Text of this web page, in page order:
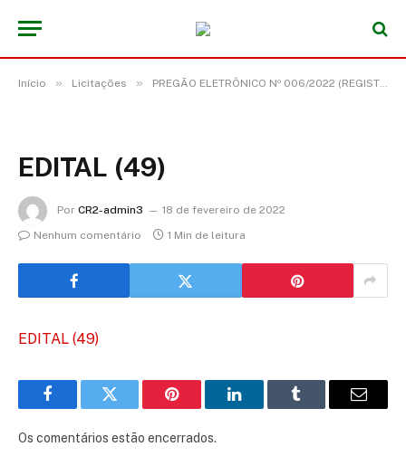
Início » Licitações » PREGÃO ELETRÔNICO Nº 006/2022 (REGISTRO DE PREÇO PARA FUTURA E EVENTUAL CONTRATAÇÃO DE EMPRESA PARA PRESTAÇÃO DE SERVIÇOS DE LAVAGENS E HIGIENIZAÇÃO DE VEÍCULOS LEVES, PESADOS E MOTOCICLETAS)
EDITAL (49)
Por CR2-admin3
18 de fevereiro de 2022
Nenhum comentário
1 Min de leitura
EDITAL (49)
FacebookTwitter Pinterest LinkedInTumblr
E-
Os comentários estão encerrados.